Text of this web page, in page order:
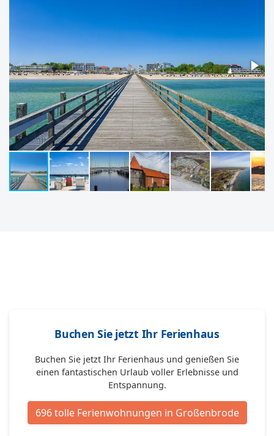
Buchen Sie jetzt Ihr Ferienhaus
Buchen Sie jetzt Ihr Ferienhaus und genießen Sie
einen fantastischen Urlaub voller Erlebnisse und
Entspannung.
696 tolle Ferienwohnungen in Großenbrode